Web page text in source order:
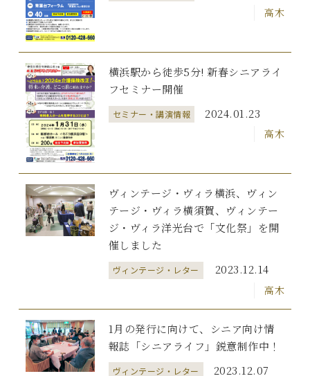
高木
横浜駅から徒歩5分! 新春シニアライ
フセミナー開催
セミナー・講演情報 2024.01.23
高木
ヴィンテージ・ヴィラ横浜、ヴィン
テージ・ヴィラ横須賀、ヴィンテー
ジ・ヴィラ洋光台で「文化祭」を開
催しました
ヴィンテージ・レター 2023.12.14
高木
1月の発行に向けて、シニア向け情
報誌「シニアライフ」鋭意制作中！
ヴィンテージ・レター 2023.12.07